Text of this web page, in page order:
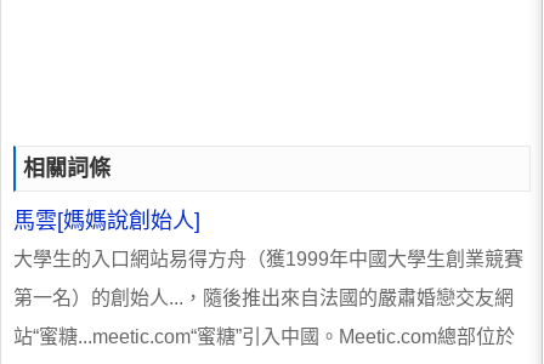
相關詞條
馬雲[媽媽說創始人]
大學生的入口網站易得方舟（獲1999年中國大學生創業競賽
第一名）的創始人...，隨後推出來自法國的嚴肅婚戀交友網
站“蜜糖...meetic.com“蜜糖”引入中國。Meetic.com總部位於